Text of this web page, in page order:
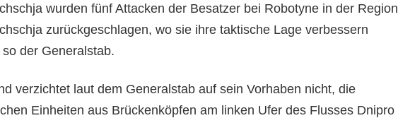
wurden fünf Attacken der Besatzer bei Robotyne in der Region
zurückgeschlagen, wo sie ihre taktische Lage verbessern
der Generalstab.
verzichtet laut dem Generalstab auf sein Vorhaben nicht, die
Einheiten aus Brückenköpfen am linken Ufer des Flusses Dnipro